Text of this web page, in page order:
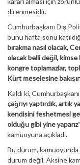
direnmesidir.
Cumhurbaşkanı Dış
bunu hafta sonu
bırakma nasıl olacak,
olacak belli değil, kimse
kongre toplamazlar,
Kürt meselesine
Kaldı ki,
çağrıyı yaptırdık,
kendisini feshetmesi
olduğu gibi yine yaparız
kamuoyuna açıkladı.
Bu durum, kamuoyunda
durum değil. Aksine